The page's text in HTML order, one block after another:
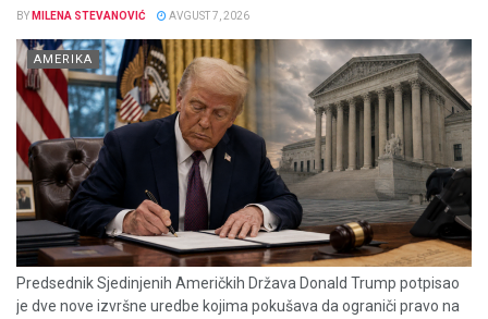
BY MILENA STEVANOVIĆ AVGUST 7, 2026
AMERIKA
Predsednik Sjedinjenih Američkih Država Donald Trump potpisao
je dve nove izvršne uredbe kojima pokušava da ograniči pravo na